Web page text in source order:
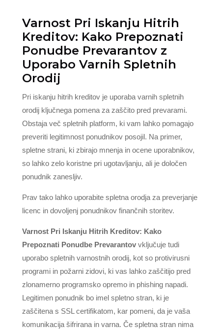
Varnost Pri Iskanju Hitrih
Kreditov: Kako Prepoznati
Ponudbe Prevarantov z
Uporabo Varnih Spletnih
Orodij
Pri iskanju hitrih kreditov je uporaba varnih spletnih
orodij ključnega pomena za zaščito pred prevarami.
Obstaja več spletnih platform, ki vam lahko pomagajo
preveriti legitimnost ponudnikov posojil. Na primer,
spletne strani, ki zbirajo mnenja in ocene uporabnikov,
so lahko zelo koristne pri ugotavljanju, ali je določen
ponudnik zanesljiv.
Prav tako lahko uporabite spletna orodja za preverjanje
licenc in dovoljenj ponudnikov finančnih storitev.
Varnost Pri Iskanju Hitrih Kreditov: Kako
Prepoznati Ponudbe Prevarantovvključuje tudi
uporabo spletnih varnostnih orodij, kot so protivirusni
programi in požarni zidovi, ki vas lahko zaščitijo pred
zlonamerno programsko opremo in phishing napadi.
Legitimen ponudnik bo imel spletno stran, ki je
zaščitena s SSL certifikatom, kar pomeni, da je vaša
komunikacija šifrirana in varna. Če spletna stran nima